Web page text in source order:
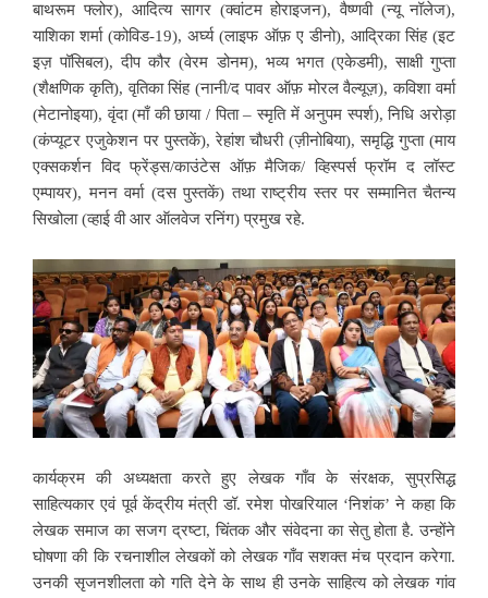
बाथरूम फ्लोर), आदित्य सागर (क्वांटम होराइजन), वैष्णवी (न्यू नॉलेज),
याशिका शर्मा (कोविड-19), अर्घ्य (लाइफ ऑफ़ ए डीनो), आद्रिका सिंह (इट
इज़ पॉसिबल), दीप कौर (वेरम डोनम), भव्य भगत (एकेडमी), साक्षी गुप्ता
(शैक्षणिक कृति), वृतिका सिंह (नानी/द पावर ऑफ़ मोरल वैल्यूज़), कविशा वर्मा
(मेटानोइया), वृंदा (माँ की छाया / पिता – स्मृति में अनुपम स्पर्श), निधि अरोड़ा
(कंप्यूटर एजुकेशन पर पुस्तकें), रेहांश चौधरी (ज़ीनोबिया), समृद्धि गुप्ता (माय
एक्सकर्शन विद फ्रेंड्स/काउंटेस ऑफ़ मैजिक/ व्हिस्पर्स फ्रॉम द लॉस्ट
एम्पायर), मनन वर्मा (दस पुस्तकें) तथा राष्ट्रीय स्तर पर सम्मानित चैतन्य
सिखोला (व्हाई वी आर ऑलवेज रनिंग) प्रमुख रहे.
कार्यक्रम की अध्यक्षता करते हुए लेखक गाँव के संरक्षक, सुप्रसिद्ध
साहित्यकार एवं पूर्व केंद्रीय मंत्री डॉ. रमेश पोखरियाल ‘निशंक’ ने कहा कि
लेखक समाज का सजग द्रष्टा, चिंतक और संवेदना का सेतु होता है. उन्होंने
घोषणा की कि रचनाशील लेखकों को लेखक गाँव सशक्त मंच प्रदान करेगा.
उनकी सृजनशीलता को गति देने के साथ ही उनके साहित्य को लेखक गांव